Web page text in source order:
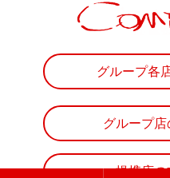
グループ各
グループ店
提携店